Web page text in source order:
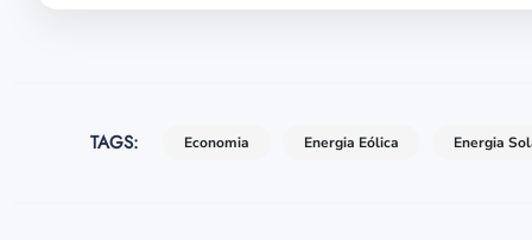
TAGS: Economia Energia Eólica Energia